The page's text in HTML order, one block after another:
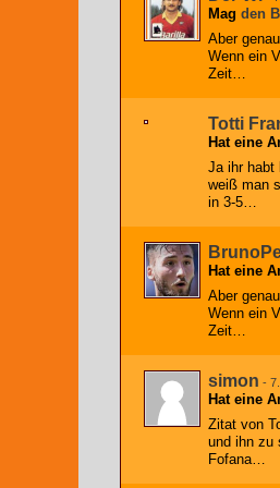
Mag den
Aber
Wenn ein
Zeit…
Totti
Hat eine
Ja ihr habt
weiß man
in 3-5…
Hat eine
Aber
Wenn ein
Zeit…
simon -
Hat eine
Zitat von
und ihn zu
Fofana…